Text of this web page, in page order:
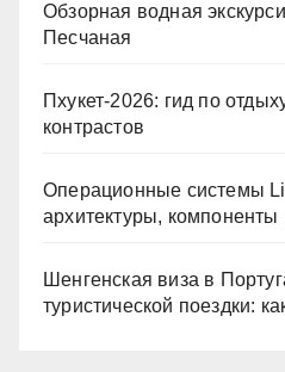
Обзорная водная
Песчаная
Пхукет-2026: гид по
контрастов
Операционные системы
архитектуры,
Шенгенская виза в
туристической поездки: